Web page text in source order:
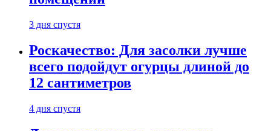
3 дня спустя
Роскачество: Для засолки лучше
всего подойдут огурцы длиной до
12 сантиметров
4 дня спустя